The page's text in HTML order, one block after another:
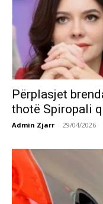
Përplasjet
thotë Spiropali
Admin Zjarr - 29/04/2026